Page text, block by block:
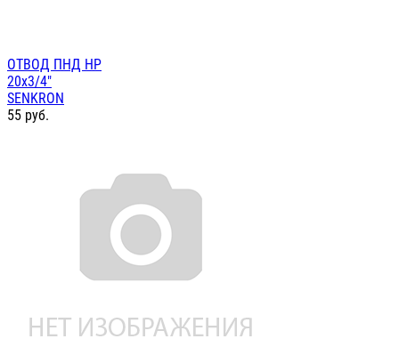
ОТВОД ПНД НР
20х3/4"
SENKRON
55 руб.